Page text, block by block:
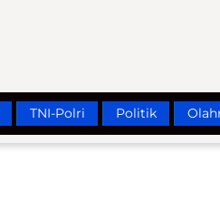
TNI-Polri Politik